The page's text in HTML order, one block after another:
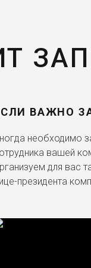
ВАЖНО
необходимо
вашей
для вас
президента